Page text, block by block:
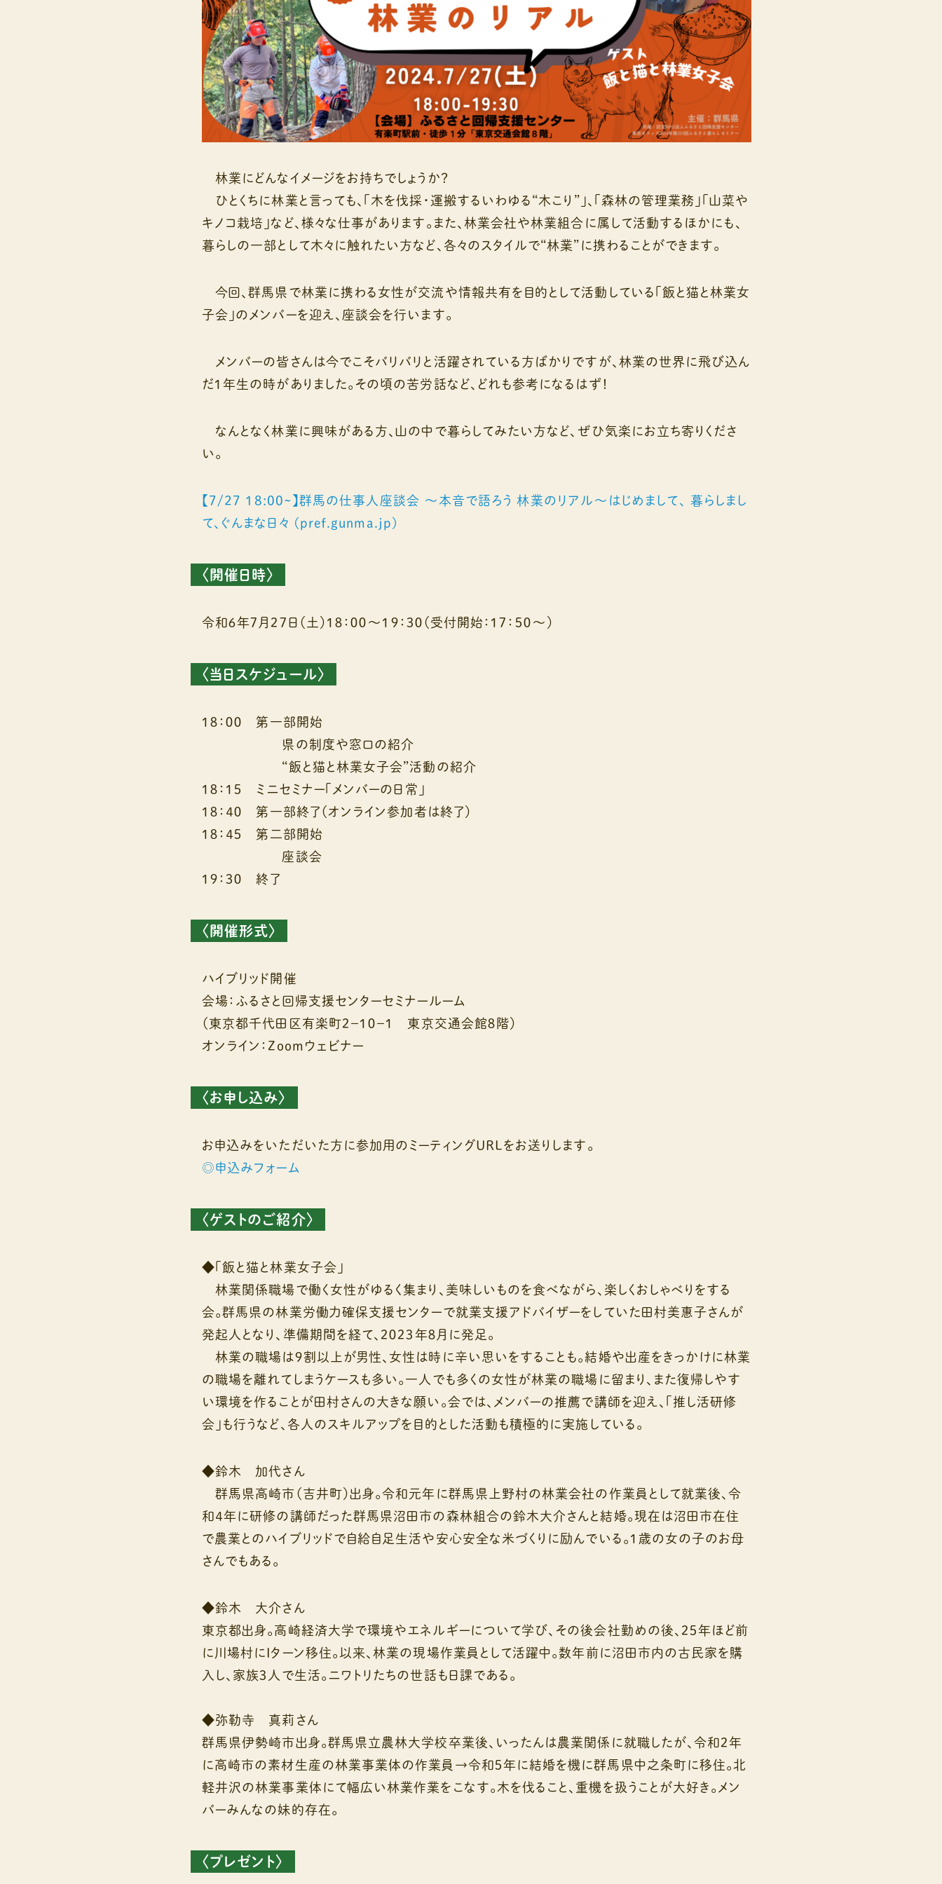
林業にどんなイメージをお持ちでしょうか？
ひとくちに林業と言っても、「木を伐採・運搬するいわゆる“木こり”」、「森林の管理業務」「山菜や
キノコ栽培」など、様々な仕事があります。また、林業会社や林業組合に属して活動するほかにも、
暮らしの一部として木々に触れたい方など、各々のスタイルで“林業”に携わることができます。
今回、群馬県で林業に携わる女性が交流や情報共有を目的として活動している「飯と猫と林業女
子会」のメンバーを迎え、座談会を行います。
メンバーの皆さんは今でこそバリバリと活躍されている方ばかりですが、林業の世界に飛び込ん
だ１年生の時がありました。その頃の苦労話など、どれも参考になるはず！
なんとなく林業に興味がある方、山の中で暮らしてみたい方など、ぜひ気楽にお立ち寄りくださ
い。
【7/27 18:00~】群馬の仕事人座談会 ～本音で語ろう 林業のリアル～はじめまして、 暮らしまし
て、ぐんまな日々 (pref.gunma.jp)
〈開催日時〉
令和６年７月２７日（土）１８：００～１９：３０（受付開始：１７：５０～）
〈当日スケジュール〉
１８：００ 第一部開始
県の制度や窓口の紹介
“飯と猫と林業女子会”活動の紹介
１８：１５ ミニセミナー「メンバーの日常」
１８：４０ 第一部終了（オンライン参加者は終了）
１８：４５ 第二部開始
座談会
１９：３０ 終了
〈開催形式〉
ハイブリッド開催
会場：ふるさと回帰支援センターセミナールーム
（東京都千代田区有楽町２－１０－１ 東京交通会館８階）
オンライン：Zoomウェビナー
〈お申し込み〉
お申込みをいただいた方に参加用のミーティングURLをお送りします。
◎申込みフォーム
〈ゲストのご紹介〉
◆「飯と猫と林業女子会」
林業関係職場で働く女性がゆるく集まり、美味しいものを食べながら、楽しくおしゃべりをする
会。群馬県の林業労働力確保支援センターで就業支援アドバイザーをしていた田村美惠子さんが
発起人となり、準備期間を経て、２０２３年８月に発足。
林業の職場は９割以上が男性、女性は時に辛い思いをすることも。結婚や出産をきっかけに林業
の職場を離れてしまうケースも多い。一人でも多くの女性が林業の職場に留まり、また復帰しやす
い環境を作ることが田村さんの大きな願い。会では、メンバーの推薦で講師を迎え、「推し活研修
会」も行うなど、各人のスキルアップを目的とした活動も積極的に実施している。
◆鈴木 加代さん
群馬県高崎市（吉井町）出身。令和元年に群馬県上野村の林業会社の作業員として就業後、令
和４年に研修の講師だった群馬県沼田市の森林組合の鈴木大介さんと結婚。現在は沼田市在住
で農業とのハイブリッドで自給自足生活や安心安全な米づくりに励んでいる。１歳の女の子のお母
さんでもある。
◆鈴木 大介さん
東京都出身。高崎経済大学で環境やエネルギーについて学び、その後会社勤めの後、２５年ほど前
に川場村にIターン移住。以来、林業の現場作業員として活躍中。数年前に沼田市内の古民家を購
入し、家族３人で生活。ニワトリたちの世話も日課である。
◆弥勒寺 真莉さん
群馬県伊勢崎市出身。群馬県立農林大学校卒業後、いったんは農業関係に就職したが、令和２年
に高崎市の素材生産の林業事業体の作業員→令和５年に結婚を機に群馬県中之条町に移住。北
軽井沢の林業事業体にて幅広い林業作業をこなす。木を伐ること、重機を扱うことが大好き。メン
バーみんなの妹的存在。
〈プレゼント〉